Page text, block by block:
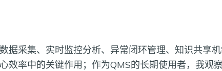
据采集、实时监控分析、异常闭环管理、知识共享
效率中的关键作用；作为QMS的长期使用者，我观